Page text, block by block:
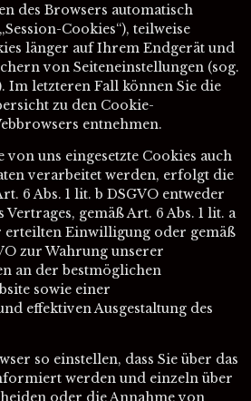
des Browsers automatisch
Cookies“), teilweise
länger auf Ihrem Endgerät und
von Seiteneinstellungen (sog.
Im letzteren Fall können Sie die
zu den Cookie-
entnehmen.
uns eingesetzte Cookies auch
verarbeitet werden, erfolgt die
6 Abs. 1 lit. b DSGVO entweder
gemäß Art. 6 Abs. 1 lit. a
erteilten Einwilligung oder gemäß
zur Wahrung unserer
an der bestmöglichen
sowie einer
effektiven Ausgestaltung des
so einstellen, dass Sie über das
werden und einzeln über
oder die Annahme von